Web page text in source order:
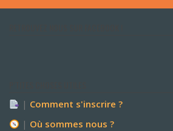
| Comment s'inscrire ?
| Où sommes nous ?